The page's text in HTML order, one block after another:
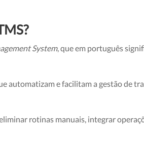
System, que em português
automatizam e facilitam a gestão de
rotinas manuais, integrar